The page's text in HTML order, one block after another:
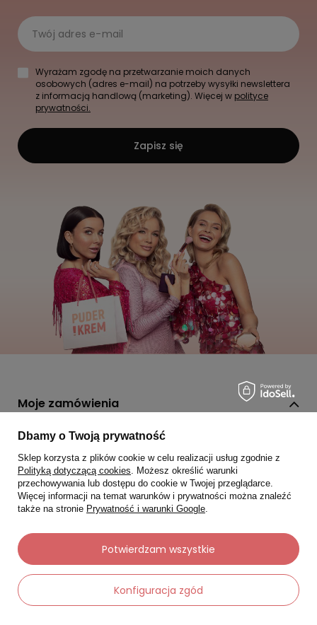
Twój adres e-mail
Wyrażam zgodę na przetwarzanie moich danych
osobowych (adres e-mail) na potrzeby wysyłki newslettera
z informacją handlową (marketing). Więcej w polityce
prywatności.
Zapisz się
Moje zamówienia
Status zamówienia
Śledzenie przesyłki
Chcę zareklamować produkt
Chcę zwrócić produkt
Chcę wymienić towar
Kontakt
Moje konto
Dbamy o Twoją prywatność
Sklep korzysta z plików cookie w celu realizacji usług zgodnie z
Polityką dotyczącą cookies. Możesz określić warunki
przechowywania lub dostępu do cookie w Twojej przeglądarce.
Więcej informacji na temat warunków i prywatności można znaleźć
także na stronie Prywatność i warunki Google.
Konfiguracja zgód
Potwierdzam wszystkie